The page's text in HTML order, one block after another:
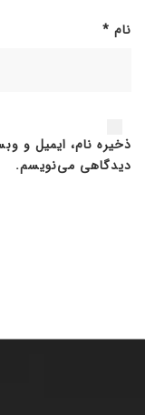
نام *
ذخیره نام، ایمیل و
دیدگاهی می‌نویسم.